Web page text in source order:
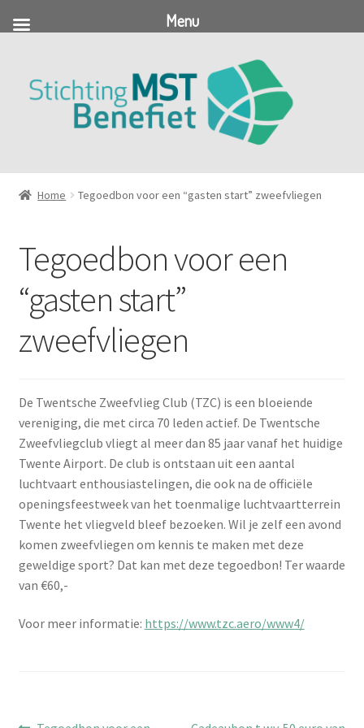
door
naar
naar
de
Home Tegoedbon voor een “gasten start” zweefvliegen
Tegoedbon voor een
“gasten start”
zweefvliegen
De Twentsche Zweefvlieg Club (TZC) is een bloeiende
vereniging, die met circa 70 leden actief. De Twentsche
Zweefvliegclub vliegt al meer dan 85 jaar vanaf het huidige
Twente Airport. De club is ontstaan uit een aantal
luchtvaart enthousiastelingen, die ook na de officiële
openingsfeestweek van het toenmalige luchtvaartterrein
Twente het vliegveld bleef bezoeken. Wil je zelf een avond
komen zweefvliegen om kennis te maken met deze
geweldige sport? Dat kan met deze tegoedbon! Ter waarde
van €60,-
Voor meer informatie: https://www.tzc.aero/www4/
Menu